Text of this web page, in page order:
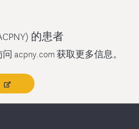
的患者
acpny.com 获取更多信息。